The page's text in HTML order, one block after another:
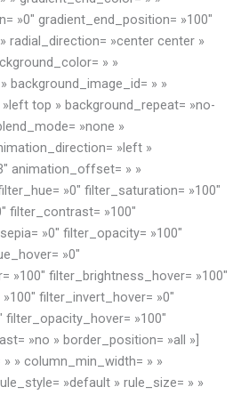
»0″ gradient_end_position= »100″
radial_direction= »center center »
» »
background_image_id= » »
top » background_repeat= »no-
»none »
»left »
animation_offset= » »
»0″ filter_saturation= »100″
filter_contrast= »100″
»0″ filter_opacity= »100″
»0″
»100″ filter_brightness_hover= »100″
filter_invert_hover= »0″
filter_opacity_hover= »100″
»no » border_position= »all »]
» column_min_width= » »
»default » rule_size= » »